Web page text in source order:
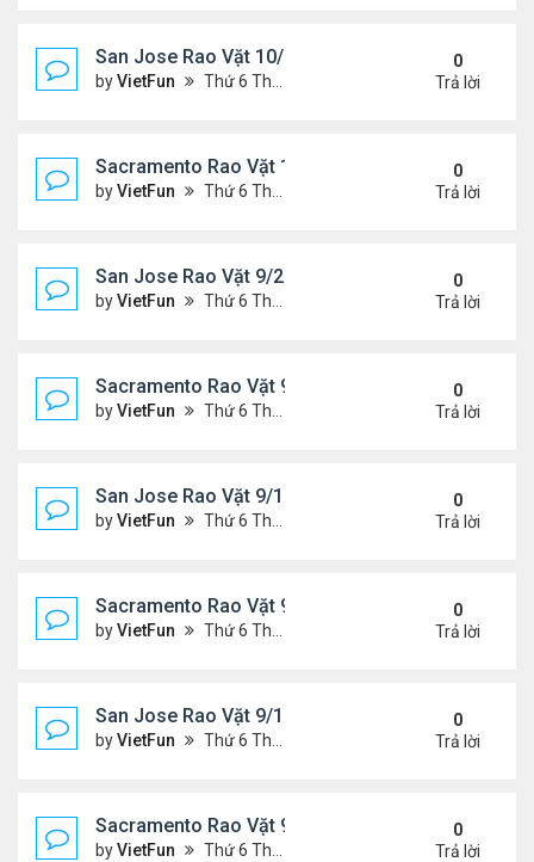
San Jose Rao Vặt 10/1/21 - 10/8/21
byVietFun Thứ 6 Tháng 10 01, 2021 1:04 pm
0
Trả lời
Sacramento Rao Vặt 10/1/21 - 10/8/21
byVietFun Thứ 6 Tháng 10 01, 2021 12:57 pm
0
Trả lời
San Jose Rao Vặt 9/24/21- 10/1/21
byVietFun Thứ 6 Tháng 9 24, 2021 8:08 pm
0
Trả lời
Sacramento Rao Vặt 9/24/21- 10/1/21
byVietFun Thứ 6 Tháng 9 24, 2021 1:06 pm
0
Trả lời
San Jose Rao Vặt 9/17/21- 9/24/21
byVietFun Thứ 6 Tháng 9 17, 2021 3:03 pm
0
Trả lời
Sacramento Rao Vặt 9/17/21- 9/24/21
byVietFun Thứ 6 Tháng 9 17, 2021 2:33 pm
0
Trả lời
San Jose Rao Vặt 9/10/21- 9/17/21
byVietFun Thứ 6 Tháng 9 10, 2021 1:44 pm
0
Trả lời
Sacramento Rao Vặt 9/10/21- 9/17/21
byVietFun Thứ 6 Tháng 9 10, 2021 1:39 pm
0
Trả lời